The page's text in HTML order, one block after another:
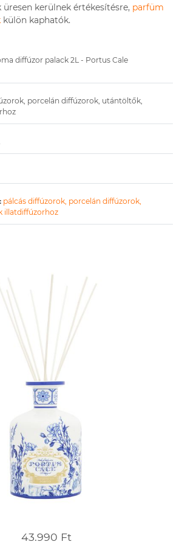
kerülnek értékesítésre, parfüm
külön kaphatók.
diffúzor palack 2L - Portus Cale
porcelán diffúzorok, utántöltők,
pálcás diffúzorok, porcelán diffúzorok,
illatdiffúzorhoz
43.990 Ft